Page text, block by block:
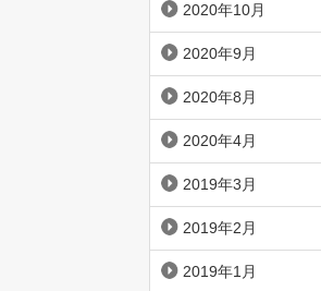
2020年10月
2020年9月
2020年8月
2020年4月
2019年3月
2019年2月
2019年1月